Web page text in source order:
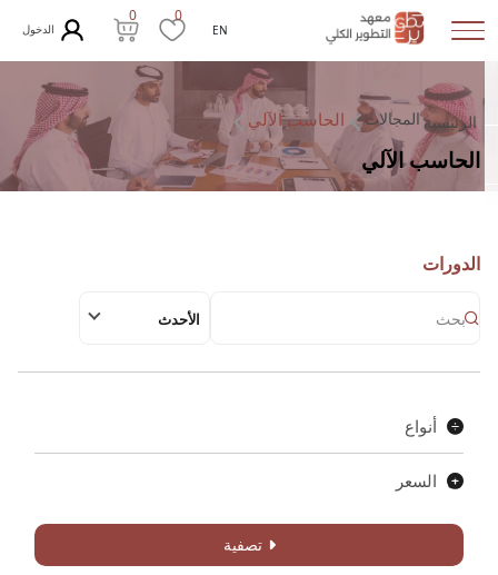
EN
0
0
الدخول
الرئيسية المجالات الحاسب الآلي
الحاسب الآلي
الدورات
الأحدث
أنواع
السعر
تصفية